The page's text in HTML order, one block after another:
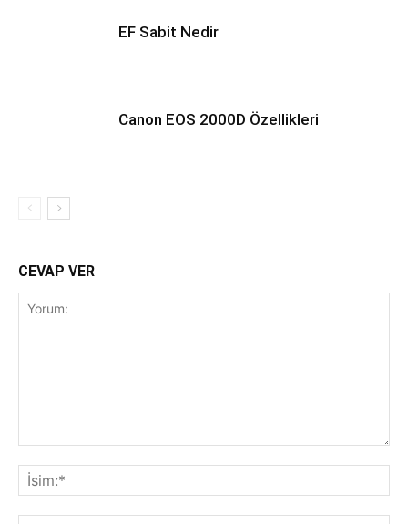
EF Sabit Nedir
Canon EOS 2000D Özellikleri
CEVAP VER